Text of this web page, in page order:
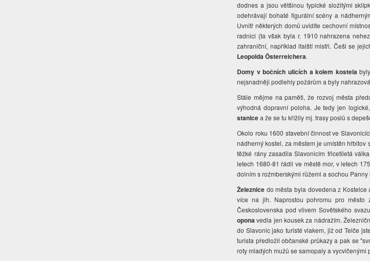
dodnes a jsou většinou typické složitými
odehrávají bohaté figurální scény a
Uvnitř některých domů uvidíte cechovní
radnici (ta však byla r. 1910 nahrazena
zahraniční, například italští mistři. Češi se
Leopolda Österreichera.
Domy v bočních ulicích a kolem kostela
nejsnadněji podlehly požárům a byly
Stále mějme na paměti, že rozvoj města
výhodná dopravní poloha. Je tedy jen
stanicea že se tu křížily mj. trasy poslů s
Okolo roku 1600 stavební činnost ve
nádherný kostel, za městem je umístěn
těžké rány zasadila Slavonicím třicetiletá
letech 1680-81 řádil ve městě mor, v letech
dolním s rožmberskými růžemi a sochou
Železnice do města byla dovedena z
více na jih. Naprostou pohromu pro
Československa pod vlivem Sovětského
oponavedla jen kousek za nádražím.
do Slavonic jako turisté vlakem, již od Telče
turista předložil občanské průkazy a pak se
roty mladých mužů se samopaly a vycvičenými